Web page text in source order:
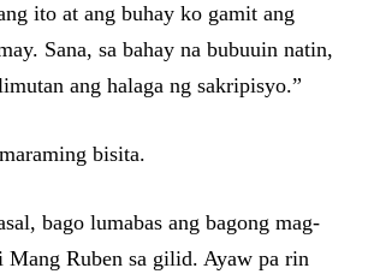
ito at ang buhay ko gamit ang
Sana, sa bahay na bubuuin natin,
ang halaga ng sakripisyo.”
bisita.
bago lumabas ang bagong mag-
Mang Ruben sa gilid. Ayaw pa rin